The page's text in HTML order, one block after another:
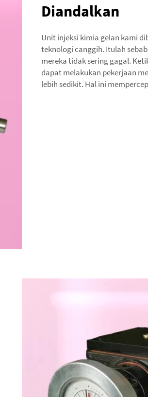
Diandalkan
Unit injeksi kimia gelan kami
teknologi canggih. Itulah
mereka tidak sering gagal.
dapat melakukan pekerjaan
lebih sedikit. Hal ini